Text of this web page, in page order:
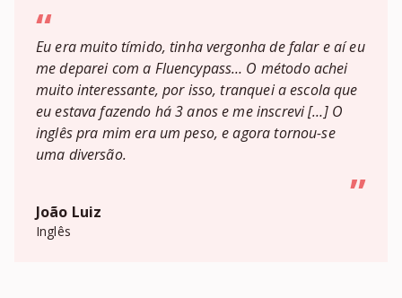
“
Eu era muito tímido, tinha vergonha de falar e aí eu
me deparei com a Fluencypass… O método achei
muito interessante, por isso, tranquei a escola que
eu estava fazendo há 3 anos e me inscrevi […] O
inglês pra mim era um peso, e agora tornou-se
uma diversão.
”
João Luiz
Inglês